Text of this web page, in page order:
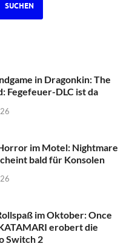
SUCHEN
in Dragonkin: The
Fegefeuer-DLC ist da
im Motel: Nightmare
bald für Konsolen
im Oktober: Once
erobert die
Switch 2